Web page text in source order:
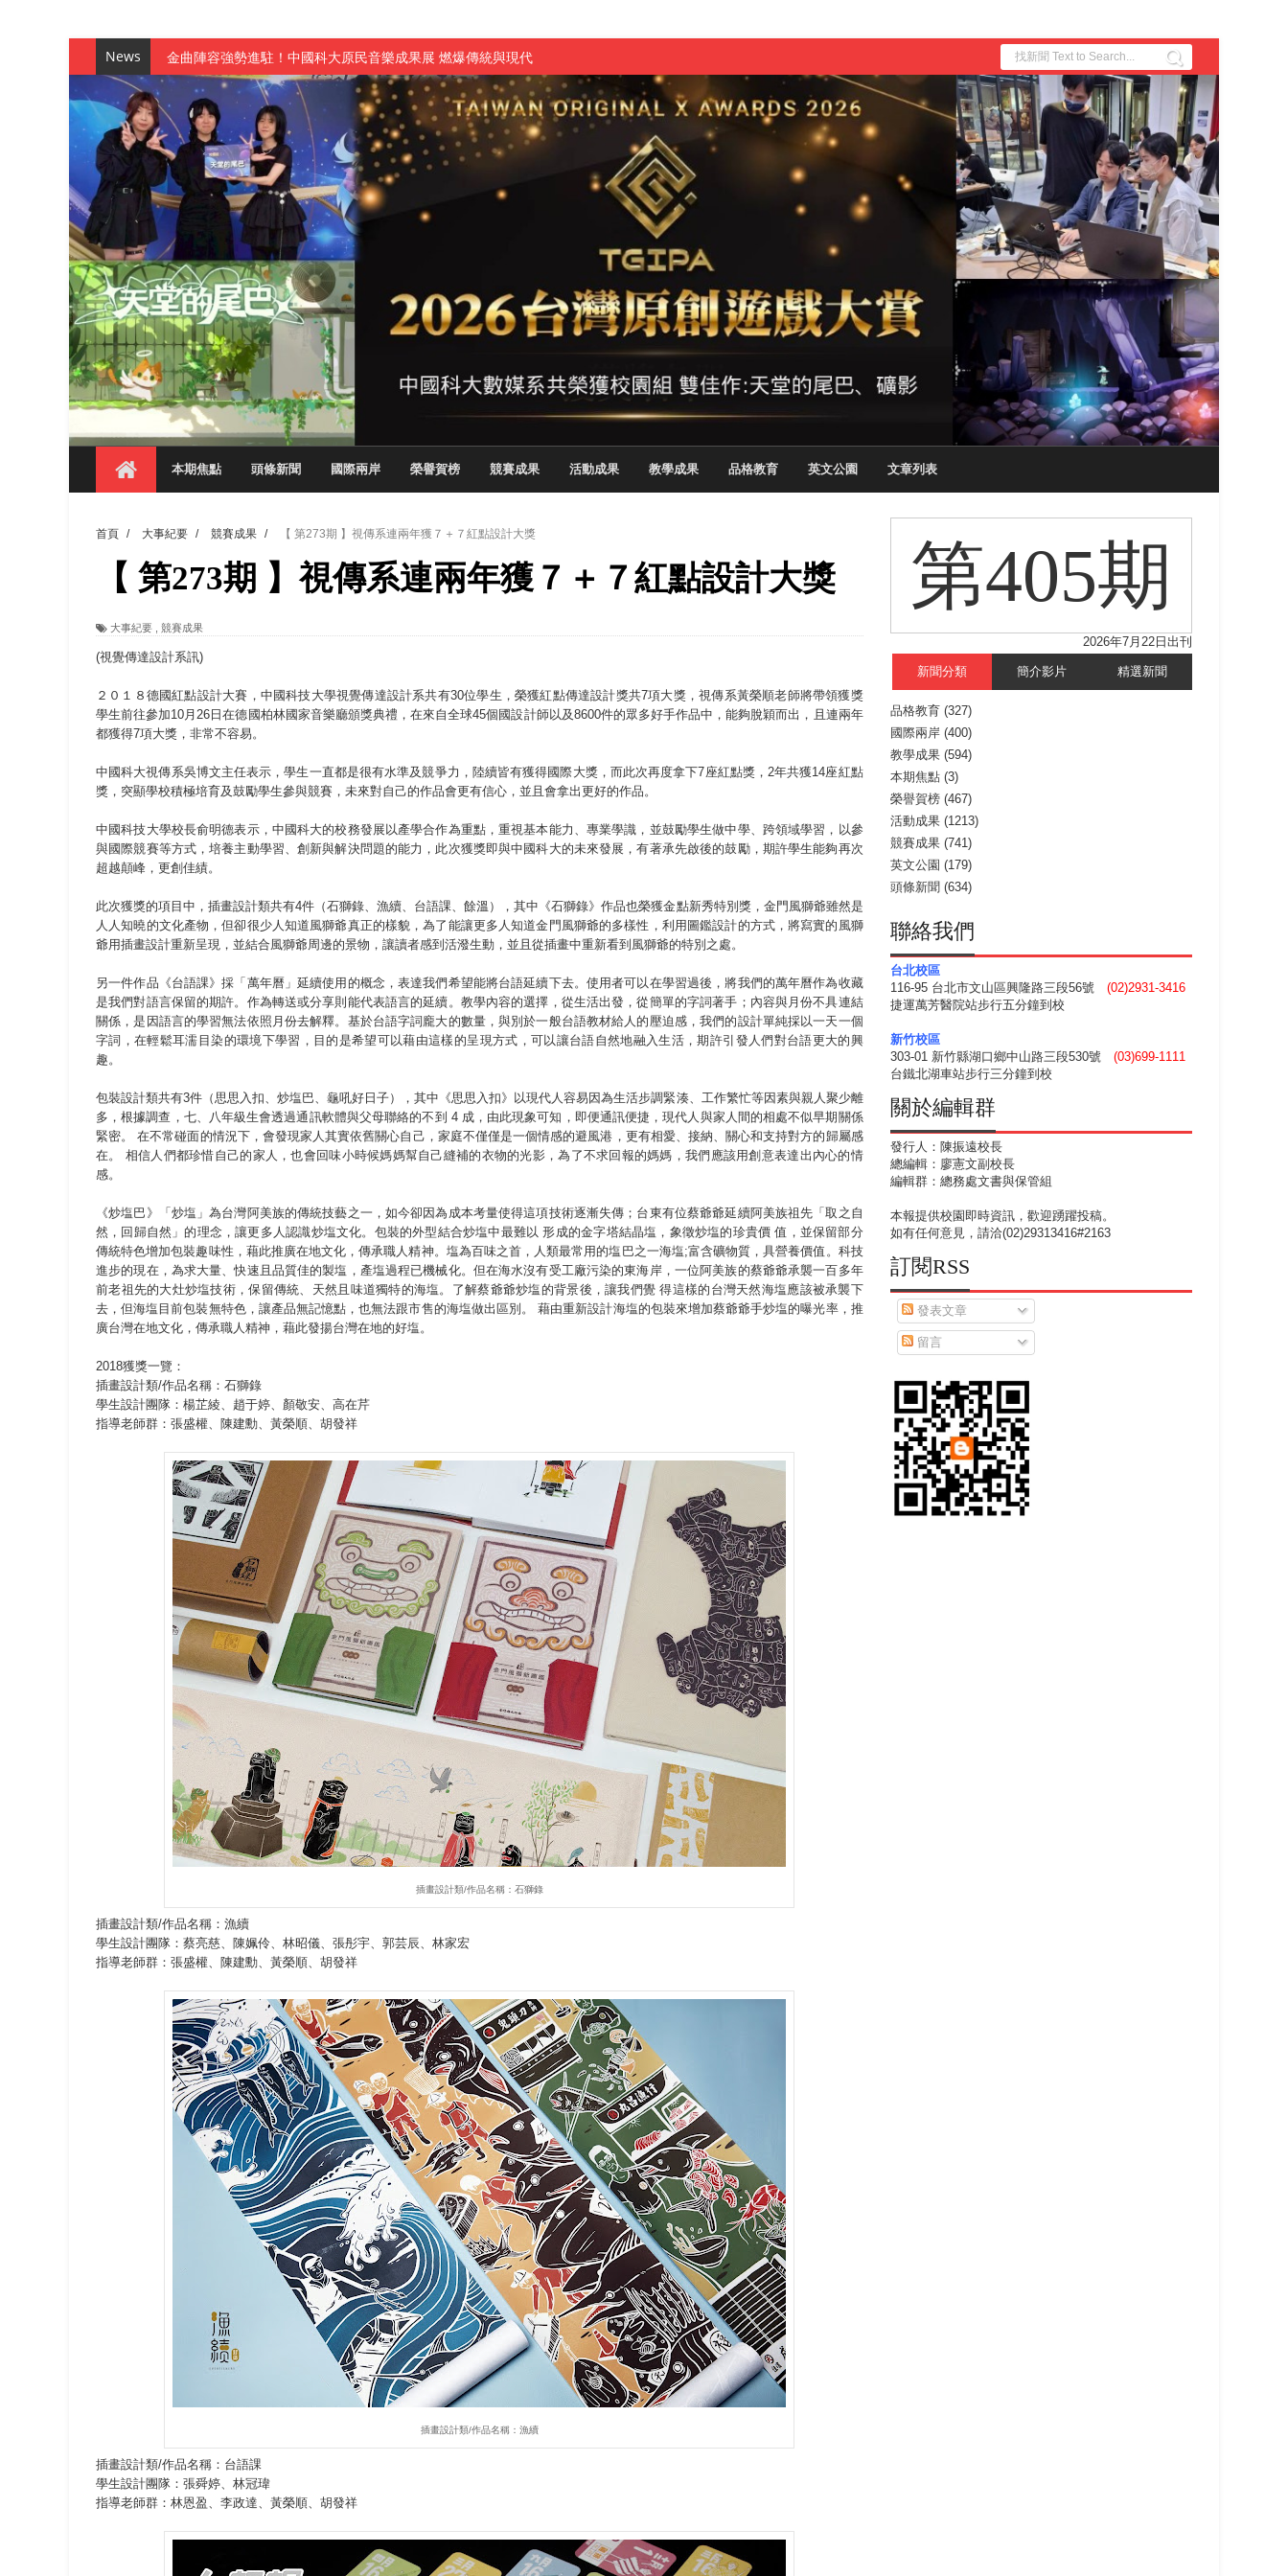
News
金曲陣容強勢進駐！中國科大原民音樂成果展 燃爆傳統與現代
數媒系《天堂的尾巴》、《礦影》勇奪台灣原創遊戲大賞雙佳作
師生攜手磨練一個月！觀管系榮獲天籟盃全國大專廣播詞競賽英文組佳作
一銀彭仁主中國科大開講 解密AI時代的金融轉型與數位正義
通識教育中心主辦「114學年度AI英文自我介紹比賽」成績出爐
數據後的溫度：財金系傑出校友共議「人文素養」 點亮智慧金融時代的跨域新局
森城建設股份有限公司捐贈 嘉惠行管系莘莘學子
產學合作新里程！財金系師生參訪中租控股 探索金融實習優勢
英文公園 315期
【 第404期 】影視系榮獲59屆美國休士頓國際影展最高榮譽白金獎
【 第404期 】你抓得到我嗎？數媒系VR新創遊戲抱回金點新秀獎
【 第404期 】數媒系《光影潛歷史》榮獲全國實務專題競賽第一名
【 第404期 】探索空間設計解方 室設系學子於 2026 TSID 提出具體舊建築再利用提案
【 第404期 】從創意到實踐 數媒系學生於技專校院電腦動畫競賽嶄露頭角
【 第404期 】此夏，向未來！ 中國科大新竹畢典青銀共學、逐夢啟航
領航AI創先例！ 數媒系錄音室獲「杜比全景聲」與「Wwise」雙認證
本期焦點 頭條新聞 國際兩岸 榮譽賀榜 競賽成果 活動成果 教學成果 品格教育 英文公園 文章列表
首頁 / 大事紀要 / 競賽成果 / 【 第273期 】視傳系連兩年獲７＋７紅點設計大獎
【 第273期 】視傳系連兩年獲７＋７紅點設計大獎
大事紀要 競賽成果
(視覺傳達設計系訊)
２０１８德國紅點設計大賽，中國科技大學視覺傳達設計系共有30位學生，榮獲紅點傳達設計獎共7項大獎，視傳系黃榮順老師將帶領獲獎
學生前往參加10月26日在德國柏林國家音樂廳頒獎典禮，在來自全球45個國設計師以及8600件的眾多好手作品中，能夠脫穎而出，且連兩年
都獲得7項大獎，非常不容易。
中國科大視傳系吳博文主任表示，學生一直都是很有水準及競爭力，陸續皆有獲得國際大獎，而此次再度拿下7座紅點獎，2年共獲14座紅點
獎，突顯學校積極培育及鼓勵學生參與競賽，未來對自己的作品會更有信心，並且會拿出更好的作品。
中國科技大學校長俞明德表示，中國科大的校務發展以產學合作為重點，重視基本能力、專業學識，並鼓勵學生做中學、跨領域學習，以參
與國際競賽等方式，培養主動學習、創新與解決問題的能力，此次獲獎即與中國科大的未來發展，有著承先啟後的鼓勵，期許學生能夠再次
超越顛峰，更創佳績。
此次獲獎的項目中，插畫設計類共有4件（石獅錄、漁續、台語課、餘溫），其中《石獅錄》作品也榮獲金點新秀特別獎，金門風獅爺雖然是
人人知曉的文化產物，但卻很少人知道風獅爺真正的樣貌，為了能讓更多人知道金門風獅爺的多樣性，利用圖鑑設計的方式，將寫實的風獅
爺用插畫設計重新呈現，並結合風獅爺周邊的景物，讓讀者感到活潑生動，並且從插畫中重新看到風獅爺的特別之處。
另一件作品《台語課》採「萬年曆」延續使用的概念，表達我們希望能將台語延續下去。使用者可以在學習過後，將我們的萬年曆作為收藏
是我們對語言保留的期許。作為轉送或分享則能代表語言的延續。教學內容的選擇，從生活出發，從簡單的字詞著手；內容與月份不具連結
關係，是因語言的學習無法依照月份去解釋。基於台語字詞龐大的數量，與別於一般台語教材給人的壓迫感，我們的設計單純採以一天一個
字詞，在輕鬆耳濡目染的環境下學習，目的是希望可以藉由這樣的呈現方式，可以讓台語自然地融入生活，期許引發人們對台語更大的興
趣。
包裝設計類共有3件（思思入扣、炒塩巴、龜吼好日子），其中《思思入扣》以現代人容易因為生活步調緊湊、工作繁忙等因素與親人聚少離
多，根據調查，七、八年級生會透過通訊軟體與父母聯絡的不到 4 成，由此現象可知，即便通訊便捷，現代人與家人間的相處不似早期關係
緊密。 在不常碰面的情況下，會發現家人其實依舊關心自己，家庭不僅僅是一個情感的避風港，更有相愛、接納、關心和支持對方的歸屬感
在。 相信人們都珍惜自己的家人，也會回味小時候媽媽幫自己縫補的衣物的光影，為了不求回報的媽媽，我們應該用創意表達出內心的情
感。
《炒塩巴》「炒塩」為台灣阿美族的傳統技藝之一，如今卻因為成本考量使得這項技術逐漸失傳；台東有位蔡爺爺延續阿美族祖先「取之自
然，回歸自然」的理念，讓更多人認識炒塩文化。包裝的外型結合炒塩中最難以 形成的金字塔結晶塩，象徵炒塩的珍貴價 值，並保留部分
傳統特色增加包裝趣味性，藉此推廣在地文化，傳承職人精神。塩為百味之首，人類最常用的塩巴之一海塩;富含礦物質，具營養價值。科技
進步的現在，為求大量、快速且品質佳的製塩，產塩過程已機械化。但在海水沒有受工廠污染的東海岸，一位阿美族的蔡爺爺承襲一百多年
前老祖先的大灶炒塩技術，保留傳統、天然且味道獨特的海塩。了解蔡爺爺炒塩的背景後，讓我們覺 得這樣的台灣天然海塩應該被承襲下
去，但海塩目前包裝無特色，讓產品無記憶點，也無法跟市售的海塩做出區別。 藉由重新設計海塩的包裝來增加蔡爺爺手炒塩的曝光率，推
廣台灣在地文化，傳承職人精神，藉此發揚台灣在地的好塩。
2018獲獎一覽：
插畫設計類/作品名稱：石獅錄
學生設計團隊：楊芷綾、趙于婷、顏敬安、高在芹
指導老師群：張盛權、陳建勳、黃榮順、胡發祥
插畫設計類/作品名稱：石獅錄
插畫設計類/作品名稱：漁續
學生設計團隊：蔡亮慈、陳姵伶、林昭儀、張彤宇、郭芸辰、林家宏
指導老師群：張盛權、陳建勳、黃榮順、胡發祥
插畫設計類/作品名稱：漁續
插畫設計類/作品名稱：台語課
學生設計團隊：張舜婷、林冠瑋
指導老師群：林恩盈、李政達、黃榮順、胡發祥
第405期
2026年7月22日出刊
新聞分類 簡介影片 精選新聞
品格教育 (327)
國際兩岸 (400)
教學成果 (594)
本期焦點 (3)
榮譽賀榜 (467)
活動成果 (1213)
競賽成果 (741)
英文公園 (179)
頭條新聞 (634)
聯絡我們
台北校區
116-95 台北市文山區興隆路三段56號 (02)2931-3416
捷運萬芳醫院站步行五分鐘到校
新竹校區
303-01 新竹縣湖口鄉中山路三段530號 (03)699-1111
台鐵北湖車站步行三分鐘到校
關於編輯群
發行人：陳振遠校長
總編輯：廖憲文副校長
編輯群：總務處文書與保管組
本報提供校園即時資訊，歡迎踴躍投稿。
如有任何意見，請洽(02)29313416#2163
訂閱RSS
發表文章
留言